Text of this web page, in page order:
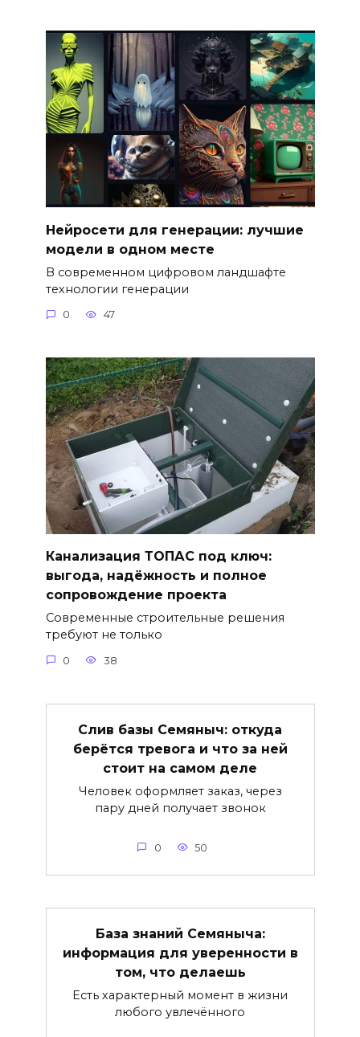
Нейросети для генерации: лучшие
модели в одном месте
В современном цифровом ландшафте
технологии генерации
0 47
Канализация ТОПАС под ключ:
выгода, надёжность и полное
сопровождение проекта
Современные строительные решения
требуют не только
0 38
Слив базы Семяныч: откуда
берётся тревога и что за ней
стоит на самом деле
Человек оформляет заказ, через
пару дней получает звонок
0 50
База знаний Семяныча:
информация для уверенности в
том, что делаешь
Есть характерный момент в жизни
любого увлечённого